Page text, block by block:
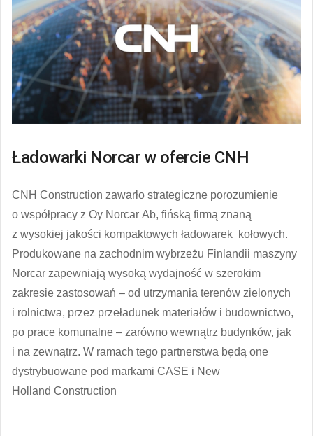
Ładowarki Norcar w ofercie CNH
CNH Construction zawarło strategiczne porozumienie
o współpracy z Oy Norcar Ab, fińską firmą znaną
z wysokiej jakości kompaktowych ładowarek kołowych.
Produkowane na zachodnim wybrzeżu Finlandii maszyny
Norcar zapewniają wysoką wydajność w szerokim
zakresie zastosowań – od utrzymania terenów zielonych
i rolnictwa, przez przeładunek materiałów i budownictwo,
po prace komunalne – zarówno wewnątrz budynków, jak
i na zewnątrz. W ramach tego partnerstwa będą one
dystrybuowane pod markami CASE i New
Holland Construction